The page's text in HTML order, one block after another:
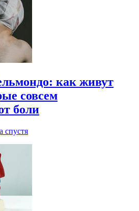
как живут
совсем
боли
спустя